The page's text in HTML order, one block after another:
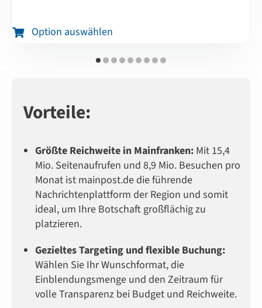
Option auswählenDieses
weist
können
auf
der
Produktseite
gewählt
Vorteile:
Größte Reichweite in Mainfranken:Mit 15,4
Mio. Seitenaufrufen und 8,9 Mio. Besuchen pro
Monat ist mainpost.de die führende
Nachrichtenplattform der Region und somit
ideal, um Ihre Botschaft großflächig zu
platzieren.
Gezieltes Targeting und flexible Buchung:
Wählen Sie Ihr Wunschformat, die
Einblendungsmenge und den Zeitraum für
volle Transparenz bei Budget und Reichweite.